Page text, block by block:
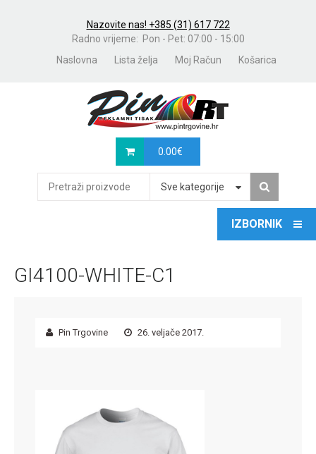
Nazovite nas! +385 (31) 617 722
Radno vrijeme: Pon - Pet: 07:00 - 15:00
Naslovna
Lista želja Moj Račun Košarica
0.00€
Sve kategorije
GI4100-WHITE-C1
Pin Trgovine 26. veljače 2017.